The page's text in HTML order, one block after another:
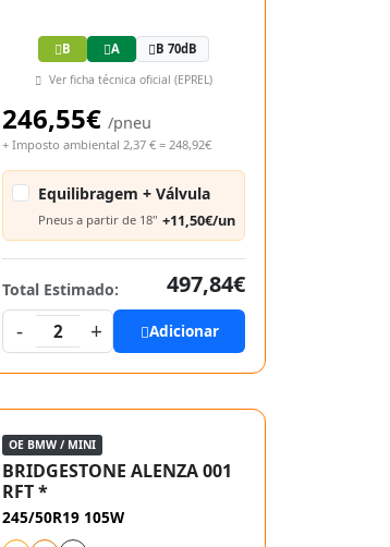
B A B 70dB
Ver ficha técnica oficial (EPREL)
246,55€ /pneu
+ Imposto ambiental 2,37 € = 248,92€
Equilibragem + Válvula
Pneus a partir de 18" +11,50€/un
Total Estimado:
497,84€
-
2 + Adicionar
OE BMW / MINI
BRIDGESTONE ALENZA 001
RFT *
245/50R19 105W